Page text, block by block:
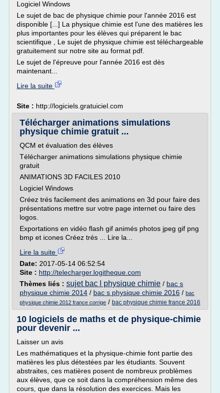
Logiciel Windows
Le sujet de bac de physique chimie pour l'année 2016 est
disponible [...] La physique chimie est l'une des matières les
plus importantes pour les élèves qui préparent le bac
scientifique , Le sujet de physique chimie est téléchargeable
gratuitement sur notre site au format pdf.
Le sujet de l'épreuve pour l'année 2016 est dès
maintenant...
Lire la suite
Site : http://logiciels.gratuiciel.com
Télécharger animations simulations
physique chimie gratuit ...
QCM et évaluation des élèves
Télécharger animations simulations physique chimie
gratuit
ANIMATIONS 3D FACILES 2010
Logiciel Windows
Créez trés facilement des animations en 3d pour faire des
présentations mettre sur votre page internet ou faire des
logos.
Exportations en vidéo flash gif animés photos jpeg gif png
bmp et icones Créez trés ... Lire la...
Lire la suite
Date: 2017-05-14 06:52:54
Site : http://telecharger.logitheque.com
Thèmes liés : sujet bac l physique chimie / bac s
physique chimie 2014 / bac s physique chimie 2016 / bac
physique chimie 2012 france corrige / bac physique chimie france 2016
10 logiciels de maths et de physique-chimie
pour devenir ...
Laisser un avis
Les mathématiques et la physique-chimie font partie des
matières les plus détestées par les étudiants. Souvent
abstraites, ces matières posent de nombreux problèmes
aux élèves, que ce soit dans la compréhension même des
cours, que dans la résolution des exercices. Mais les